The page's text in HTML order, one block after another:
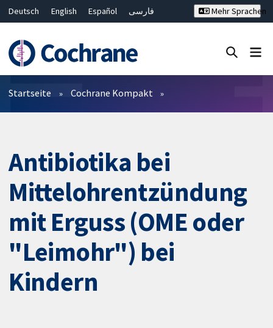
Deutsch English Español
فارسی
Bahasa Malaysia
ไทย
繁體中文
简体中文
Mehr Sprachen
Filter
Startseite Cochrane Kompakt
Antibiotika bei
Mittelohrentzündung
mit Erguss (OME oder
"Leimohr") bei
Kindern